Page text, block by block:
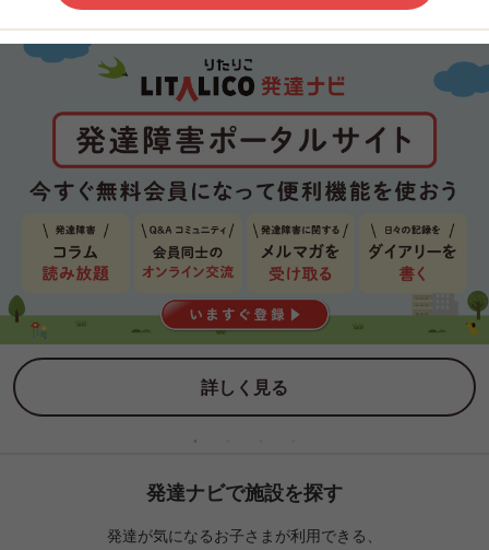
詳しく見る
発達ナビで施設を探す
発達が気になるお子さまが利用できる、